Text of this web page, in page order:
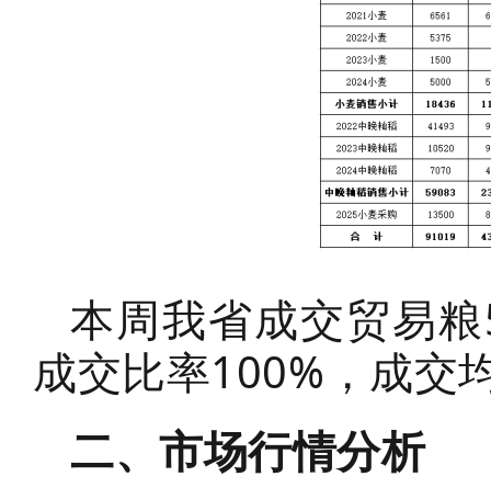
本周我省成交贸易
成交比率100%，成交
二、市场行情分析